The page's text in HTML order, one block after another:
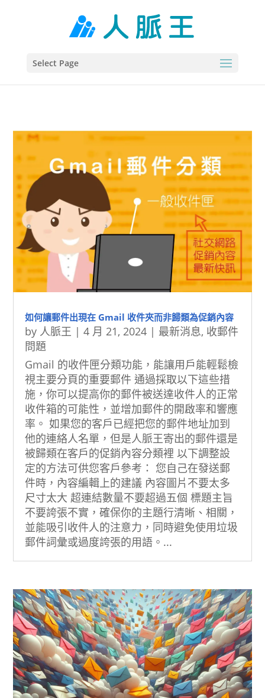
Select Page
如何讓郵件出現在 Gmail 收件夾而非歸類為促銷內容
by 人脈王 |4 月 21, 2024 |最新消息, 收郵件
問題
Gmail 的收件匣分類功能，能讓用戶能輕鬆檢
視主要分頁的重要郵件 通過採取以下這些措
施，你可以提高你的郵件被送達收件人的正常
收件箱的可能性，並增加郵件的開啟率和響應
率。 如果您的客戶已經把您的郵件地址加到
他的連絡人名單，但是人脈王寄出的郵件還是
被歸類在客戶的促銷內容分類裡 以下調整設
定的方法可供您客戶參考： 您自己在發送郵
件時，內容編輯上的建議 內容圖片不要太多
尺寸太大 超連結數量不要超過五個 標題主旨
不要誇張不實，確保你的主題行清晰、相關，
並能吸引收件人的注意力，同時避免使用垃圾
郵件詞彙或過度誇張的用語。...